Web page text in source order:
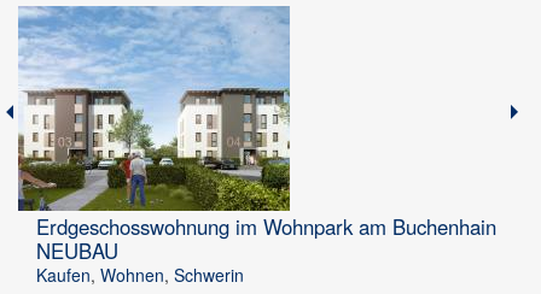
Erdgeschosswohnung im Wohnpark am Buchenhain
NEUBAU
Kaufen, Wohnen, Schwerin